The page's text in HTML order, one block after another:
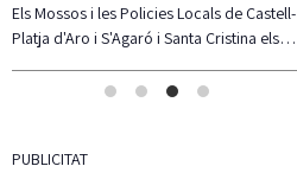
La moció defensa estudiar alternatives per
compatibiltzar ambdues realitats